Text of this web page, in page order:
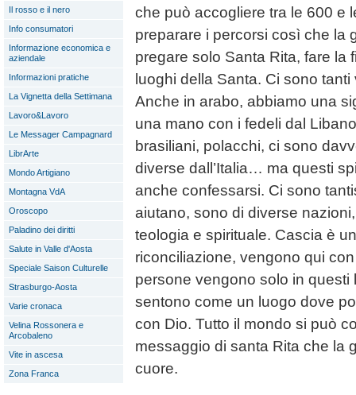
Il rosso e il nero
Info consumatori
Informazione economica e
aziendale
Informazioni pratiche
La Vignetta della Settimana
Lavoro&Lavoro
Le Messager Campagnard
LibrArte
Mondo Artigiano
Montagna VdA
Oroscopo
Paladino dei diritti
Salute in Valle d'Aosta
Speciale Saison Culturelle
Strasburgo-Aosta
Varie cronaca
Velina Rossonera e
Arcobaleno
Vite in ascesa
Zona Franca
che può accogliere tra le 600 e
preparare i percorsi così che la
pregare solo Santa Rita, fare la
luoghi della Santa. Ci sono
Anche in arabo, abbiamo una
una mano con i fedeli dal
brasiliani, polacchi, ci sono
diverse dall’Italia… ma questi
anche confessarsi. Ci sono
aiutano, sono di diverse
teologia e spirituale. Cascia è
riconciliazione, vengono qui
persone vengono solo in questi
sentono come un luogo dove
con Dio. Tutto il mondo si può
messaggio di santa Rita che la
cuore.